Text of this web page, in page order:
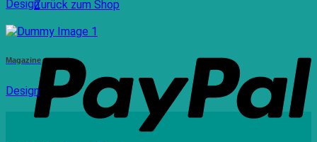
Zurück zum Shop
Design
Magazine
Design